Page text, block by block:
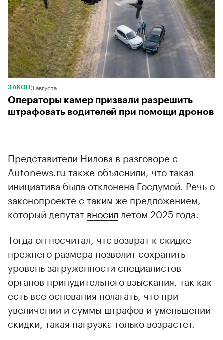
ЗАКОН 3 августа
Операторы камер призвали разрешить
штрафовать водителей при помощи дронов
Представители Нилова в разговоре с
Autonews.ru также объяснили, что такая
инициатива была отклонена Госдумой. Речь о
законопроекте с таким же предложением,
который депутат вносил летом 2025 года.
Тогда он посчитал, что возврат к скидке
прежнего размера позволит сохранить
уровень загруженности специалистов
органов принудительного взыскания, так как
есть все основания полагать, что при
увеличении и суммы штрафов и уменьшении
скидки, такая нагрузка только возрастет.